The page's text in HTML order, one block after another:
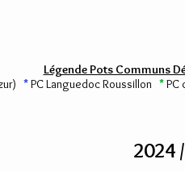
Légende Pots Communs
*PC Languedoc Roussillon *PC
2024